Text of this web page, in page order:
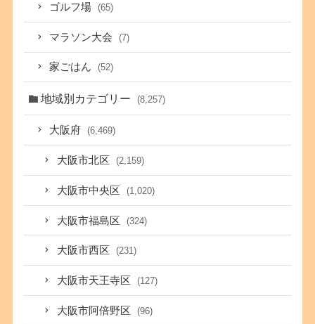
ゴルフ場 (65)
マラソン大会 (7)
家ごはん (52)
地域別カテゴリー (8,257)
大阪府 (6,469)
大阪市北区 (2,159)
大阪市中央区 (1,020)
大阪市福島区 (324)
大阪市西区 (231)
大阪市天王寺区 (127)
大阪市阿倍野区 (96)